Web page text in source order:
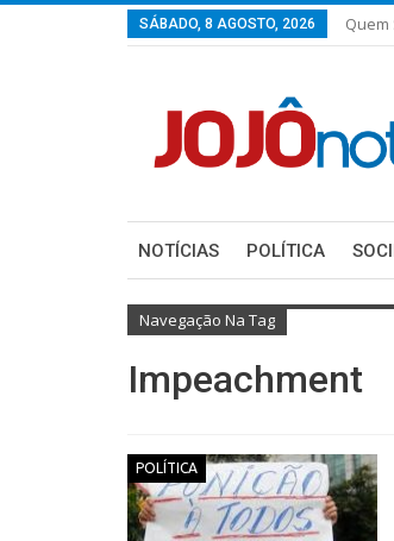
SÁBADO, 8 AGOSTO, 2026 Quem
NOTÍCIAS POLÍTICA
Navegação Na Tag
Impeachment
POLÍTICA